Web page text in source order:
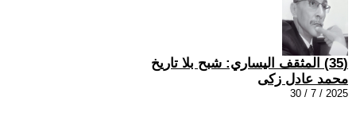
(35) المثقف اليساري: شبح بلا تاريخ
محمد عادل زكى
2025 / 7 / 30